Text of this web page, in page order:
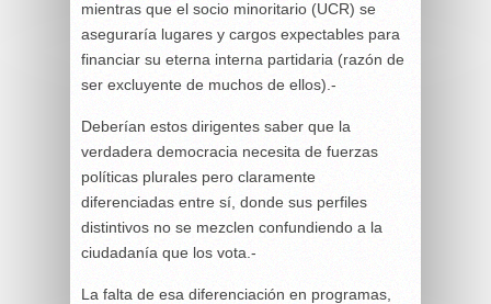
mientras que el socio minoritario (UCR) se
aseguraría lugares y cargos expectables para
financiar su eterna interna partidaria (razón de
ser excluyente de muchos de ellos).-
Deberían estos dirigentes saber que la
verdadera democracia necesita de fuerzas
políticas plurales pero claramente
diferenciadas entre sí, donde sus perfiles
distintivos no se mezclen confundiendo a la
ciudadanía que los vota.-
La falta de esa diferenciación en programas,